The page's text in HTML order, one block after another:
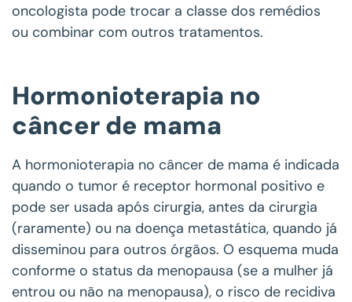
oncologista pode trocar a classe dos remédios
ou combinar com outros tratamentos.
Hormonioterapia no
câncer de mama
A hormonioterapia no câncer de mama é indicada
quando o tumor é receptor hormonal positivo e
pode ser usada após cirurgia, antes da cirurgia
(raramente) ou na doença metastática, quando já
disseminou para outros órgãos. O esquema muda
conforme o status da menopausa (se a mulher já
entrou ou não na menopausa), o risco de recidiva